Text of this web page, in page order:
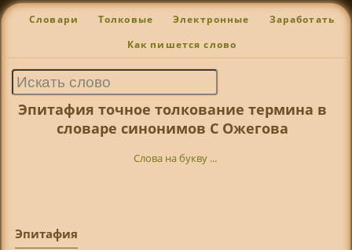
Словари Толковые Электронные Заработать
Как пишется слово
Эпитафия точное толкование термина в
словаре синонимов С Ожегова
Слова на букву ...
Эпитафия